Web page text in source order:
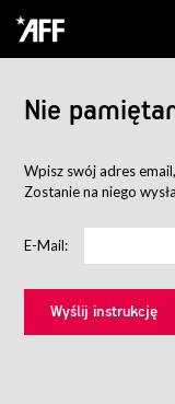
Nie
Wpisz swój adres
Zostanie na niego
E-Mail: